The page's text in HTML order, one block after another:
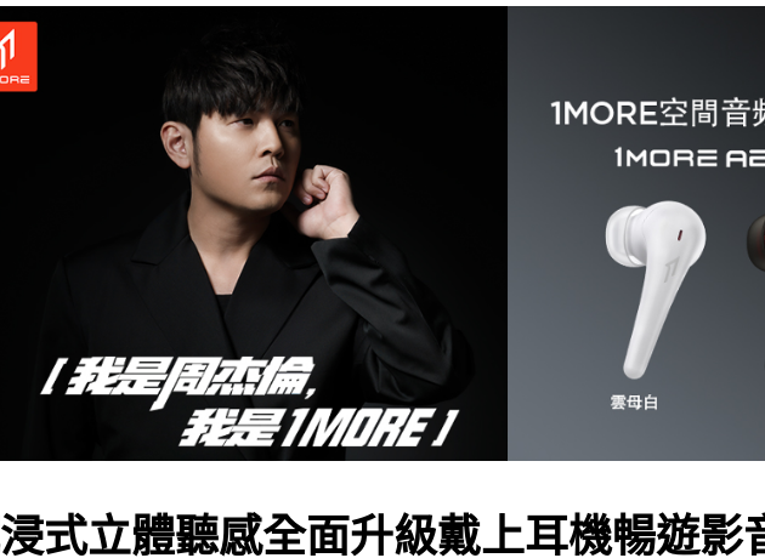
式立體聽感全面升級戴上耳機暢遊影